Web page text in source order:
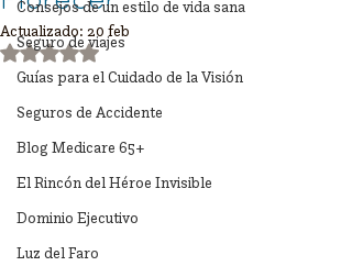
Consejos de un estilo de vida sana
Seguro de viajes
Guías para el Cuidado de la Visión
Seguros de Accidente
Blog Medicare 65+
El Rincón del Héroe Invisible
Dominio Ejecutivo
Luz del Faro
Actualizado: 20 feb
Obtuvo NaN de 5 estrellas.